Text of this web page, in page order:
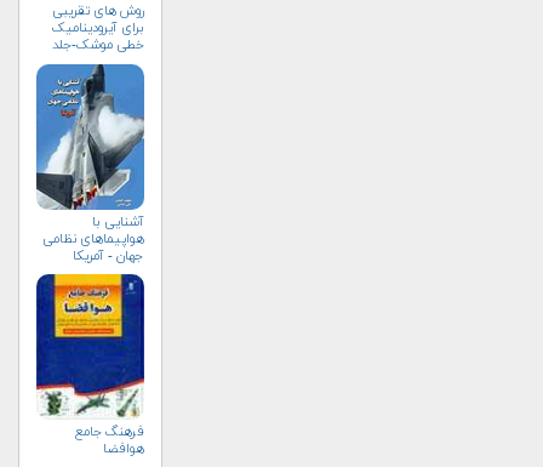
روش های تقریبی
برای آیرودینامیک
خطی موشک-جلد
نخست
آشنایی با
هواپیماهای نظامی
جهان - آمریکا
فرهنگ جامع
هوافضا